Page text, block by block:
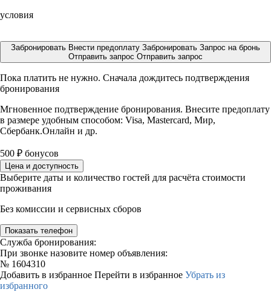
условия
Забронировать Внести предоплату Забронировать Запрос на бронь
Отправить запрос Отправить запрос
Пока платить не нужно. Сначала дождитесь подтверждения
бронирования
Мгновенное подтверждение бронирования. Внесите предоплату
в размере удобным способом: Visa, Mastercard, Мир,
Сбербанк.Онлайн и др.
500 ₽ бонусов
Цена и доступность
Выберите даты и количество гостей для расчёта стоимости
проживания
Без комиссии и сервисных сборов
Показать телефон
Служба бронирования:
При звонке назовите номер объявления:
№ 1604310
Добавить в избранное Перейти в избранное Убрать из
избранного